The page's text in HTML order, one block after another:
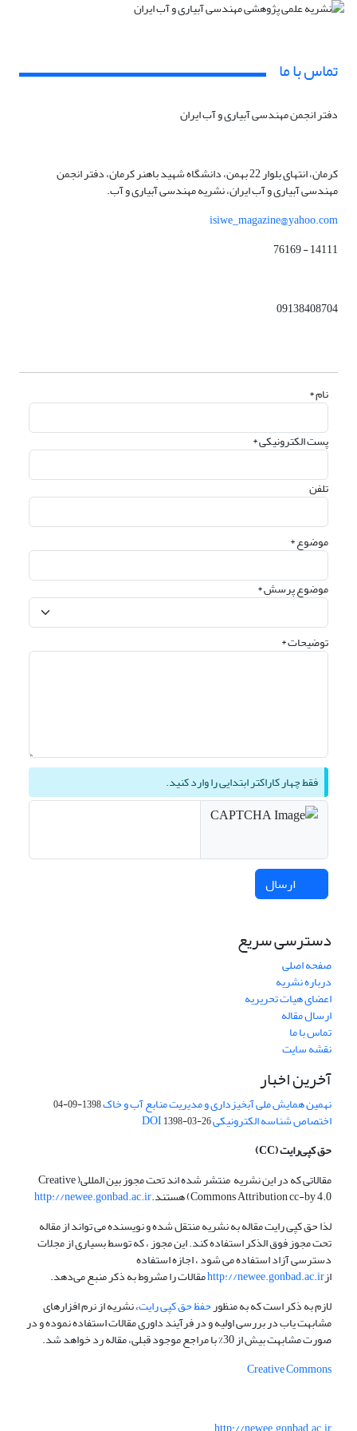
تماس با ما
دفتر انجمن مهندسی آبیاری و آب ایران
کرمان، انتهای بلوار 22 بهمن، دانشگاه شهید باهنر کرمان، دفتر انجمن
مهندسی آبیاری و آب ایران، نشریه مهندسی آبیاری و آب.
isiwe_magazine@yahoo.com
14111 - 76169
09138408704
نام *
پست الکترونیکی *
تلفن
موضوع *
موضوع پرسش *
توضیحات *
فقط چهار کاراکتر ابتدایی را وارد کنید.
ارسال
دسترسی سریع
صفحه اصلی
درباره نشریه
اعضای هیات تحریریه
ارسال مقاله
تماس با ما
نقشه سایت
آخرین اخبار
نهمین همایش ملی آبخیزداری و مدیریت منابع آب و خاک1398-09-04
اختصاص شناسه الکترونیکی DOI1398-03-26
حق کپی‌رایت(CC)
مقالاتی که در این نشریه منتشر شده اند تحت مجوز بین المللی( Creative
Commons Attribution cc-by 4.0) هستند.
http://newee.gonbad.ac.ir
لذا حق کپی رایت مقاله به نشریه منتقل شده و نویسنده می تواند از مقاله
تحت مجوز فوق الذکر استفاده کند. این مجوز ، که توسط بسیاری از مجلات
دسترسی آزاد استفاده می شود ، اجازه استفاده
ازhttp://newee.gonbad.ac.irمقالات را مشروط به ذکر منبع می‌دهد.
لازم به ذکر است که به منظورحفظ حق کپی رایت، نشریه از نرم افزارهای
مشابهت یاب در بررسی اولیه و در فرآیند داوری مقالات استفاده نموده و در
صورت مشابهت بیش از 30% با مراجع موجود قبلی، مقاله رد خواهد شد.
Creative Commons